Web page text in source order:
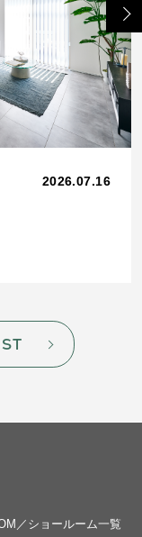
2026.07.16
Next
／ショールーム一覧